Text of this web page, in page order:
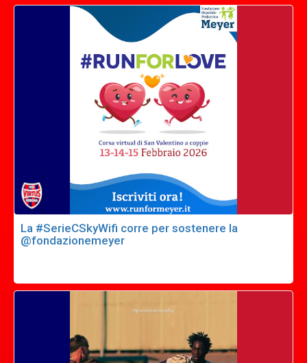
La #SerieCSkyWifi corre per sostenere la
@fondazionemeyer